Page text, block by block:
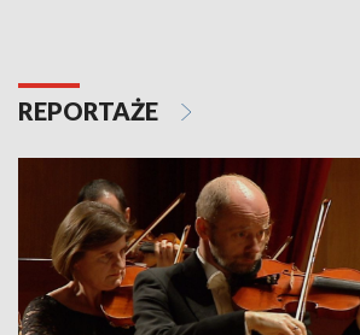
REPORTAŻE